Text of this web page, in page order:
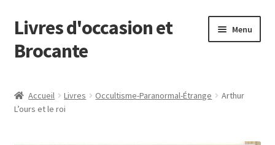
Aller
à
la
Aller
au
contenu
Livres d'occasion et
Brocante
Menu
Accueil Livres Occultisme-Paranormal-Étrange
Arthur
L’ours et le roi